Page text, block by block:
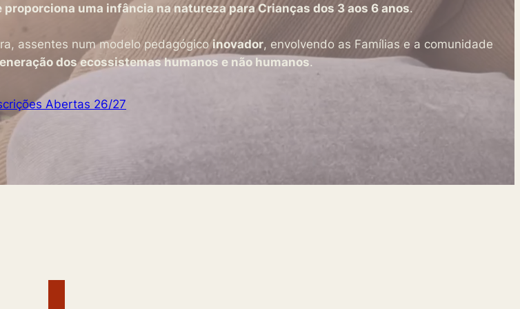
uma infância na natureza para Crianças dos 3 aos 6 anos.
assentes num modelo pedagógicoinovador, envolvendo as Famílias e a comunidade
dos ecossistemas humanos e não humanos.
Abertas 26/27